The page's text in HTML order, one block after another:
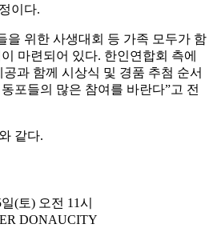
이다.
을 위한 사생대회 등 가족 모두가 함
마련되어 있다. 한인연합회 측에
과 함께 시상식 및 경품 추첨 순서
포들의 많은 참여를 바란다”고 전
같다.
(토) 오전 11시
DONAUCITY